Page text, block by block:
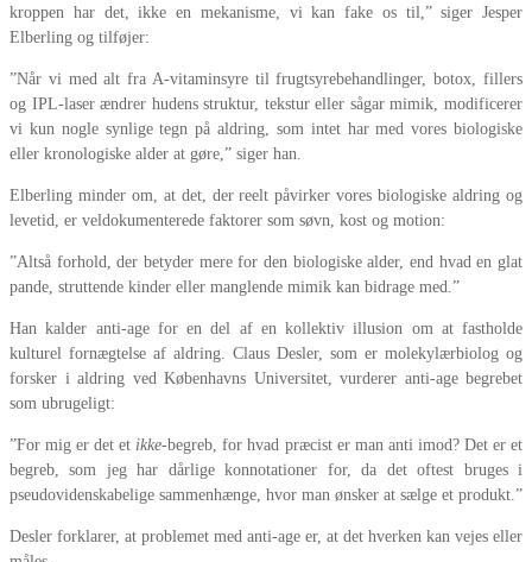
kroppen har det, ikke en mekanisme, vi kan fake os til,” siger Jesper
Elberling og tilføjer:
”Når vi med alt fra A-vitaminsyre til frugtsyrebehandlinger, botox, fillers
og IPL-laser ændrer hudens struktur, tekstur eller sågar mimik, modificerer
vi kun nogle synlige tegn på aldring, som intet har med vores biologiske
eller kronologiske alder at gøre,” siger han.
Elberling minder om, at det, der reelt påvirker vores biologiske aldring og
levetid, er veldokumenterede faktorer som søvn, kost og motion:
”Altså forhold, der betyder mere for den biologiske alder, end hvad en glat
pande, struttende kinder eller manglende mimik kan bidrage med.”
Han kalder anti-age for en del af en kollektiv illusion om at fastholde
kulturel fornægtelse af aldring. Claus Desler, som er molekylærbiolog og
forsker i aldring ved Københavns Universitet, vurderer anti-age begrebet
som ubrugeligt:
”For mig er det et ikke-begreb, for hvad præcist er man anti imod? Det er et
begreb, som jeg har dårlige konnotationer for, da det oftest bruges i
pseudovidenskabelige sammenhænge, hvor man ønsker at sælge et produkt.”
Desler forklarer, at problemet med anti-age er, at det hverken kan vejes eller